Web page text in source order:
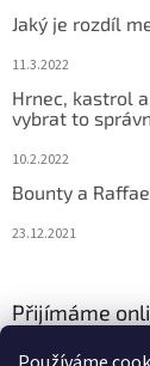
Jaký je rozdíl
11.3.2022
Hrnec, kastrol
vybrat to
10.2.2022
Bounty a
23.12.2021
Přijímáme